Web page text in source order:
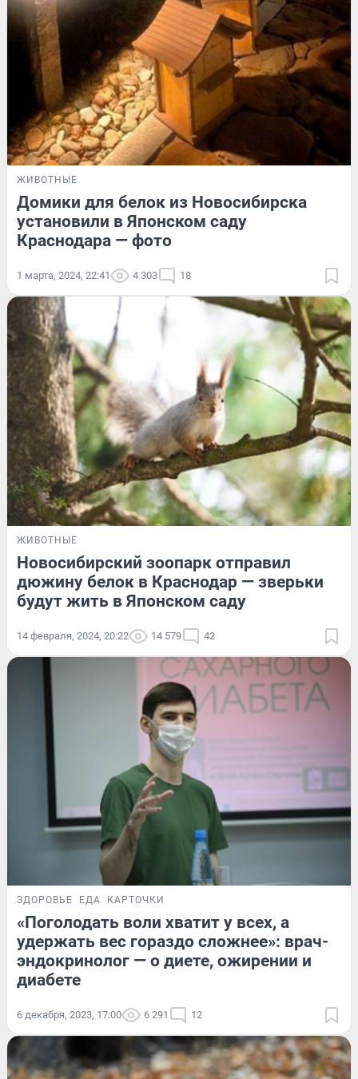
ЖИВОТНЫЕ
Домики для белок из Новосибирска
установили в Японском саду
Краснодара — фото
1 марта, 2024, 22:41 4 303 18
ЖИВОТНЫЕ
Новосибирский зоопарк отправил
дюжину белок в Краснодар — зверьки
будут жить в Японском саду
14 февраля, 2024, 20:22 14 579 42
ЗДОРОВЬЕ ЕДА КАРТОЧКИ
«Поголодать воли хватит у всех, а
удержать вес гораздо сложнее»: врач-
эндокринолог — о диете, ожирении и
диабете
6 декабря, 2023, 17:00 6 291 12